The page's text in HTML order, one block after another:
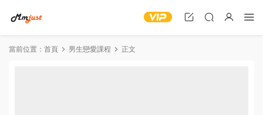
當前位置： 首頁 男生戀愛課程 正文